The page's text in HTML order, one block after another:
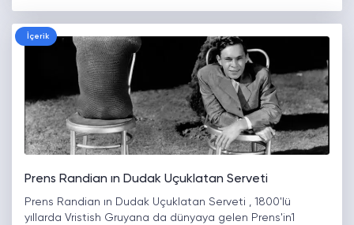
İçerik
Prens Randian ın Dudak Uçuklatan Serveti
Prens Randian ın Dudak Uçuklatan Serveti , 1800'lü
yıllarda Vristish Gruyana da dünyaya gelen Prens'in1